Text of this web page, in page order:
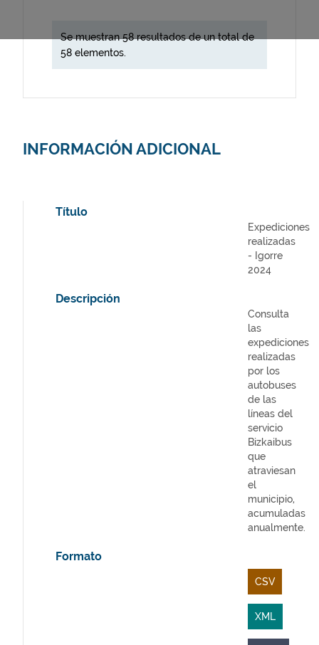
Se muestran 58 resultados de un total de
58 elementos.
INFORMACIÓN ADICIONAL
Título
Expediciones
realizadas
- Igorre
2024
Descripción
Consulta
las
expediciones
realizadas
por los
autobuses
de las
líneas del
servicio
Bizkaibus
que
atraviesan
el
municipio,
acumuladas
anualmente.
Formato
CSV
XML